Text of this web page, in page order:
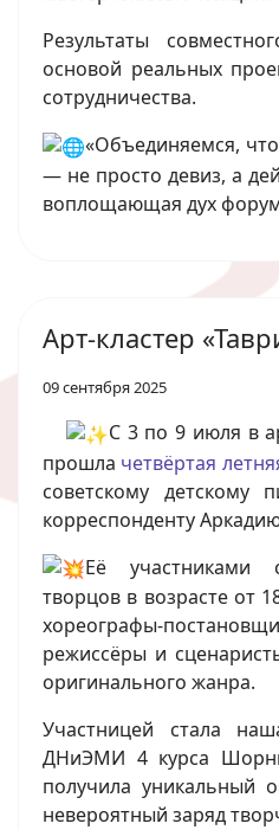
Результаты
основой реальных
сотрудничества.
«Объединяемся,
— не просто девиз, а
воплощающая дух
Арт-кластер
09 сентября 2025
С 3 по 9 июля в
прошла четвёртая
советскому детскому
корреспонденту
Её участниками
творцов в возрасте от
хореографы-
режиссёры и
оригинального жанра.
Участницей стала
ДНиЭМИ 4 курса
получила уникальный
невероятный заряд